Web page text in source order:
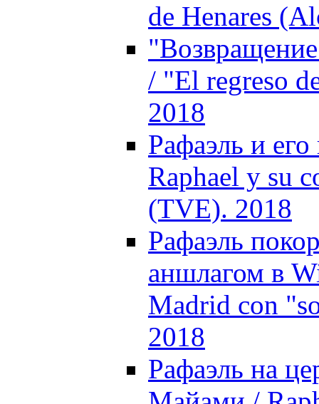
de Henares
/ "El regreso
2018
Рафаэль и
Raphael y su
(TVE). 2018
Рафаэль
аншлагом в
Madrid con
2018
Рафаэль на